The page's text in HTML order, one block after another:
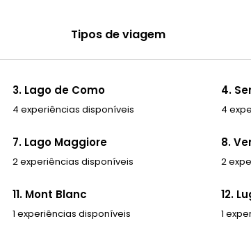
Tipos de viagem
3. Lago de Como
4 experiências disponíveis
4.
4
7. Lago Maggiore
2 experiências disponíveis
8.
2
11. Mont Blanc
1 experiências disponíveis
12.
1